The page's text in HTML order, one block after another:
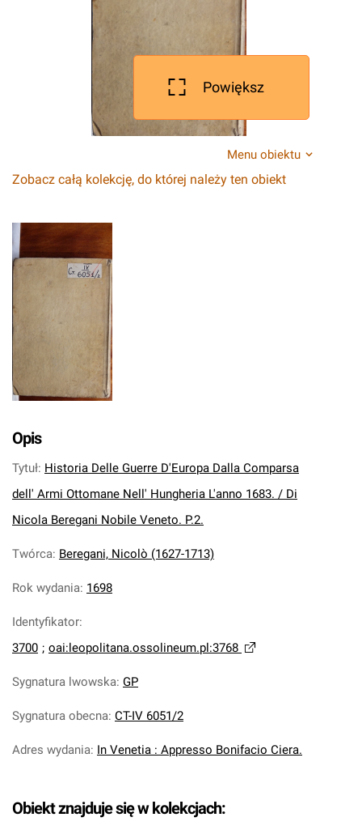
Powiększ
Menu obiektu
Zobacz całą kolekcję, do której należy ten obiekt
Opis
Tytuł: Historia Delle Guerre D'Europa Dalla Comparsa
dell' Armi Ottomane Nell' Hungheria L'anno 1683. / Di
Nicola Beregani Nobile Veneto. P.2.
Twórca: Beregani, Nicolò (1627-1713)
Rok wydania: 1698
Identyfikator:
3700 ; oai:leopolitana.ossolineum.pl:3768
Sygnatura lwowska: GP
Sygnatura obecna: CT-IV 6051/2
Adres wydania: In Venetia : Appresso Bonifacio Ciera.
Obiekt znajduje się w kolekcjach: